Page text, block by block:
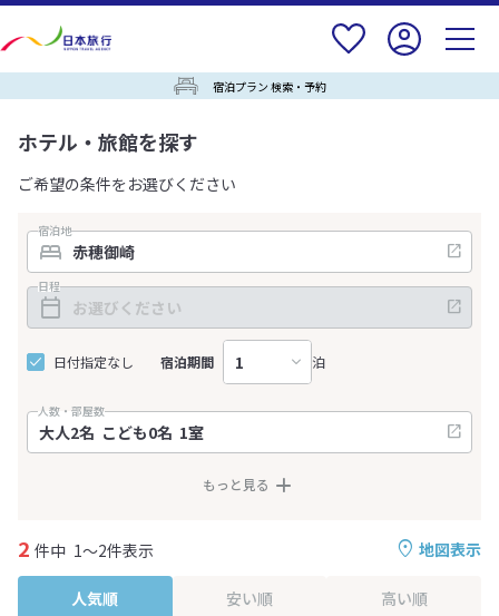
宿泊プラン 検索・予約
ホテル・旅館を探す
ご希望の条件をお選びください
宿泊地
日程
日付指定なし 宿泊期間 泊
人数・部屋数
もっと見る
地図表示
2 件中 1～2件表示
人気順 安い順 高い順